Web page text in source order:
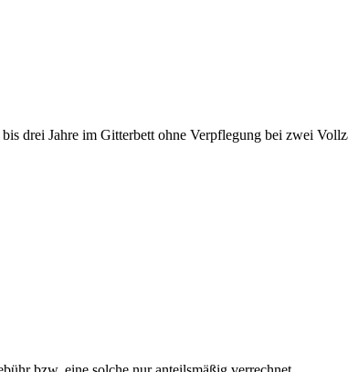
drei Jahre im Gitterbett ohne Verpflegung bei zwei